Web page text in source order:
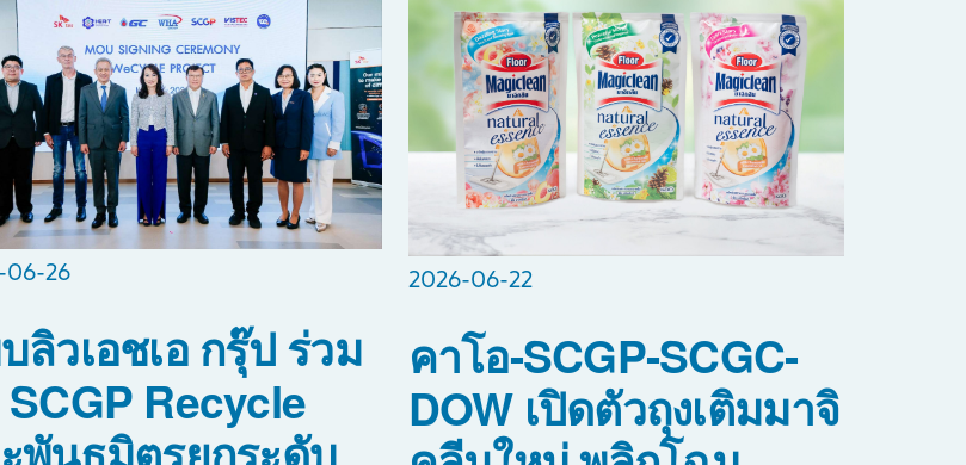
06-26
ลิวเอชเอ กรุ๊ป ร่วม
Recycle
พันธมิตรยกระดับ
2026-06-22
คาโอ-SCGP-SCGC-
DOW เปิดตัวถุงเติมมาจิ